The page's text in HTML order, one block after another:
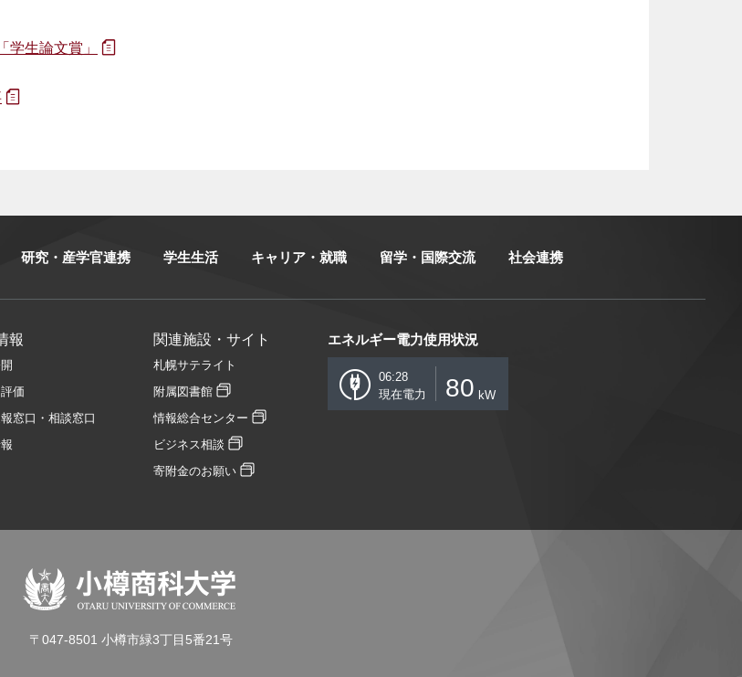
生論文賞」
研究・産学官連携 学生生活 キャリア・就職 留学・国際交流 社会連携
報
価
窓口・相談窓口
関連施設・サイト
札幌サテライト
附属図書館
情報総合センター
ビジネス相談
寄附金のお願い
エネルギー電力使用状況
06:28
現在電力
80 kW
〒047-8501 小樽市緑3丁目5番21号